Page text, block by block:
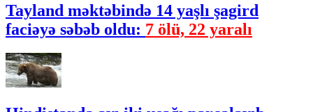
Tayland məktəbində 14 yaşlı şagird
faciəyə səbəb oldu: 7 ölü, 22 yaralı